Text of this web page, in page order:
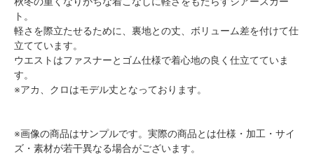
ト。
軽さを際立たせるために、裏地との丈、ボリューム差を付けて仕
立てています。
ウエストはファスナーとゴム仕様で着心地の良く仕立てていま
す。
※アカ、クロはモデル丈となっております。
※画像の商品はサンプルです。実際の商品とは仕様・加工・サイ
ズ・素材が若干異なる場合がございます。